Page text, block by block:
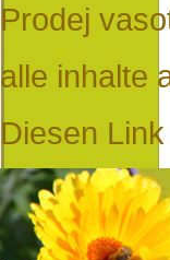
Prodej
alle inhalte
Diesen